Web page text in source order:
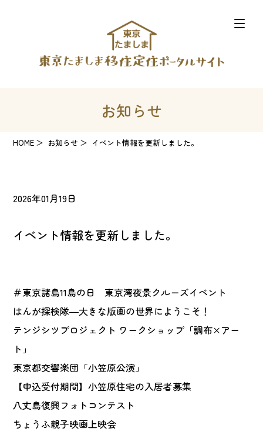
お知らせ
HOME お知らせ イベント情報を更新しました。
2026年01月19日
イベント情報を更新しました。
＃東京諸島11島の日 東京湾夜景クルーズイベント
はんが探検隊―大きな版画の世界にようこそ！
テンジシツプロジェクト ワークショップ「調布×アー
ト」
東京都交響楽団「小笠原公演」
【申込受付期間】小笠原住宅の入居者募集
八丈島復興フォトコンテスト
ちょうふ親子映画上映会